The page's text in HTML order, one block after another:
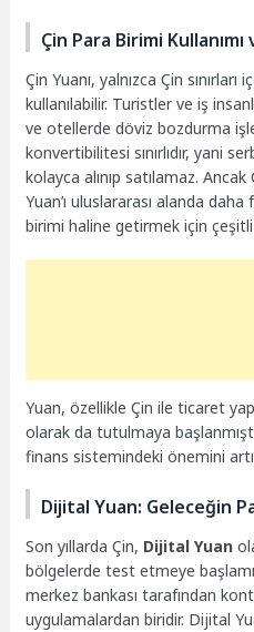
Çin Para Birimi
Çin Yuanı, yalnızca Çin
kullanılabilir. Turistler ve iş
ve otellerde döviz bozdurma
konvertibilitesi sınırlıdır, yani
kolayca alınıp satılamaz.
Yuan’ı uluslararası alanda
birimi haline getirmek için çeşitli
Yuan, özellikle Çin ile ticaret
olarak da tutulmaya
finans sistemindeki önemini
Dijital Yuan: Geleceğin
Son yıllarda Çin, Dijital Yuan
bölgelerde test etmeye
merkez bankası tarafından
uygulamalardan biridir. Dijital